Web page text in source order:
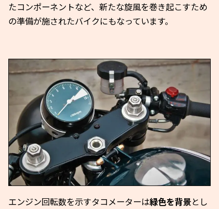
たコンポーネントなど、新たな旋風を巻き起こすため
の準備が施されたバイクにもなっています。
エンジン回転数を示すタコメーターは緑色を背景とし